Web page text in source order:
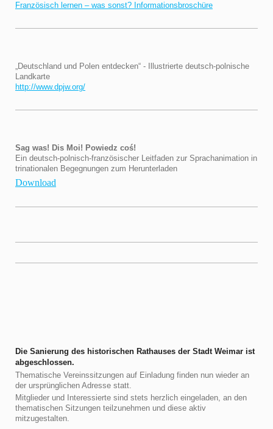
Französisch lernen – was sonst? Informationsbroschüre
„Deutschland und Polen entdecken“ - Illustrierte deutsch-polnische
Landkarte
http://www.dpjw.org/
Sag was! Dis Moi! Powiedz coś!
Ein deutsch-polnisch-französischer Leitfaden zur Sprachanimation in
trinationalen Begegnungen zum Herunterladen
Download
Die Sanierung des historischen Rathauses der Stadt Weimar ist
abgeschlossen.
Thematische Vereinssitzungen auf Einladung finden nun wieder an
der ursprünglichen Adresse statt.
Mitglieder und Interessierte sind stets herzlich eingeladen, an den
thematischen Sitzungen teilzunehmen und diese aktiv
mitzugestalten.